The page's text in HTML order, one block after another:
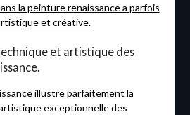
la peinture renaissance a parfois
et créative.
et artistique des
illustre parfaitement la
exceptionnelle des